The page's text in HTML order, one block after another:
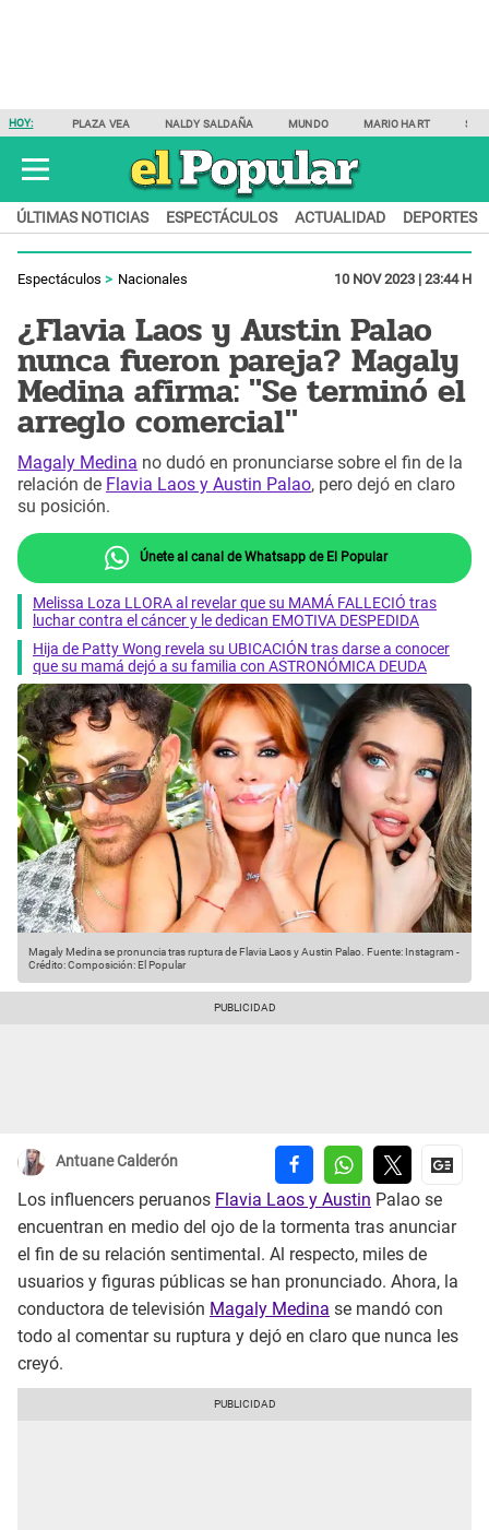
HOY: PLAZA VEA NALDY SALDAÑA MUNDO MARIO HART
ÚLTIMAS NOTICIAS ESPECTÁCULOS ACTUALIDAD DEPORTES
Espectáculos Nacionales 10 NOV 2023 | 23:44 H
¿Flavia Laos y Austin Palao
nunca fueron pareja? Magaly
Medina afirma: "Se terminó el
arreglo comercial"
Magaly Medina no dudó en pronunciarse sobre el fin de la
relación de Flavia Laos y Austin Palao, pero dejó en claro
su posición.
Únete al canal de Whatsapp de El Popular
Melissa Loza LLORA al revelar que su MAMÁ FALLECIÓ tras
luchar contra el cáncer y le dedican EMOTIVA DESPEDIDA
Hija de Patty Wong revela su UBICACIÓN tras darse a conocer
que su mamá dejó a su familia con ASTRONÓMICA DEUDA
Magaly Medina se pronuncia tras ruptura de Flavia Laos y Austin Palao. Fuente: Instagram -
Crédito: Composición: El Popular
Antuane Calderón
Los influencers peruanos Flavia Laos y Austin Palao se
encuentran en medio del ojo de la tormenta tras anunciar
el fin de su relación sentimental. Al respecto, miles de
usuarios y figuras públicas se han pronunciado. Ahora, la
conductora de televisión Magaly Medina se mandó con
todo al comentar su ruptura y dejó en claro que nunca les
creyó.